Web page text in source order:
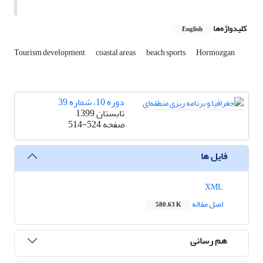
کلیدواژه‌ها English
Tourism development coastal areas beach sports Hormozgan
دوره 10، شماره 39
تابستان 1399
صفحه514-524
فایل ها
اصل مقاله
580.63 K
هم رسانی